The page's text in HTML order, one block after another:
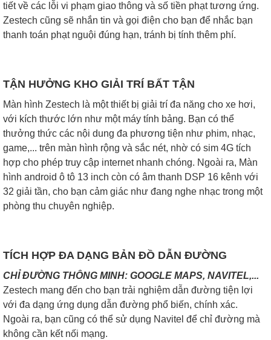
tiết về các lỗi vi phạm giao thông và số tiền phạt tương ứng.
Zestech cũng sẽ nhắn tin và gọi điện cho bạn để nhắc bạn
thanh toán phạt nguội đúng hạn, tránh bị tính thêm phí.
TẬN HƯỞNG KHO GIẢI TRÍ BẤT TẬN
Màn hình Zestech là một thiết bị giải trí đa năng cho xe hơi,
với kích thước lớn như một máy tính bảng. Bạn có thể
thưởng thức các nội dung đa phương tiện như phim, nhạc,
game,... trên màn hình rộng và sắc nét, nhờ có sim 4G tích
hợp cho phép truy cập internet nhanh chóng. Ngoài ra, Màn
hình android ô tô 13 inch còn có âm thanh DSP 16 kênh với
32 giải tần, cho bạn cảm giác như đang nghe nhạc trong một
phòng thu chuyên nghiệp.
TÍCH HỢP ĐA DẠNG BẢN ĐỒ DẪN ĐƯỜNG
CHỈ ĐƯỜNG THÔNG MINH: GOOGLE MAPS, NAVITEL,...
Zestech mang đến cho bạn trải nghiệm dẫn đường tiện lợi
với đa dạng ứng dụng dẫn đường phổ biến, chính xác.
Ngoài ra, bạn cũng có thể sử dụng Navitel để chỉ đường mà
không cần kết nối mạng.